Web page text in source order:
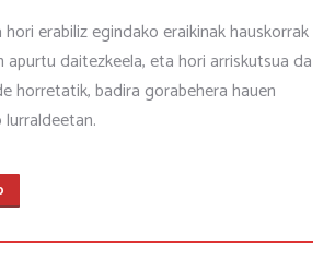
erabiliz egindako eraikinak hauskorrak
apurtu daitezkeela, eta hori arriskutsua da
horretatik, badira gorabehera hauen